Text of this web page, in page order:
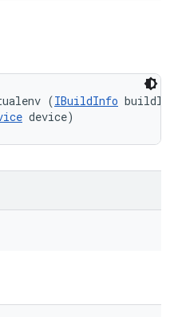
(IBuildInfo
device)